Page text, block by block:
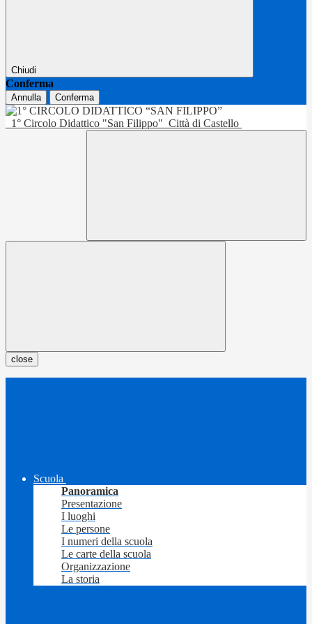
Chiudi
Conferma
Annulla Conferma
1° Circolo Didattico "San Filippo" Città di Castello
close
Scuola
Panoramica
Presentazione
I luoghi
Le persone
I numeri della scuola
Le carte della scuola
Organizzazione
La storia